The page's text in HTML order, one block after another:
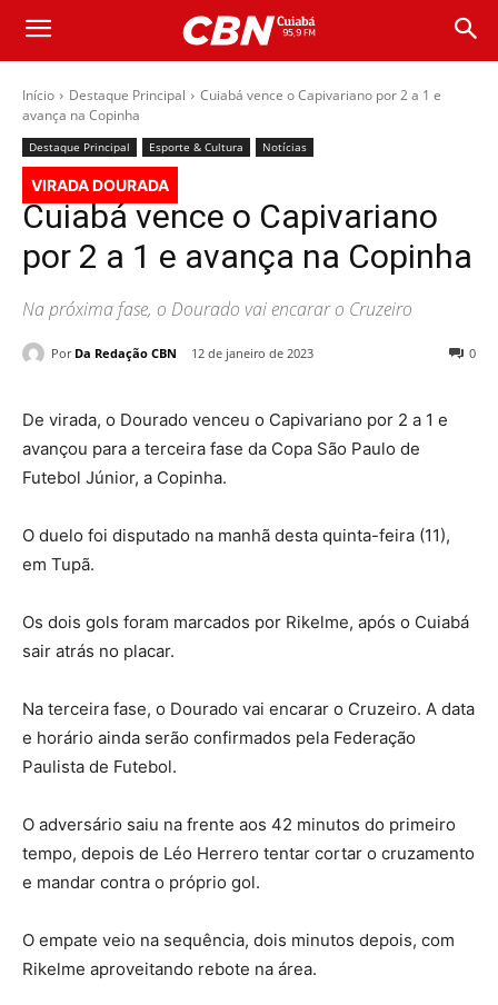
Início Destaque Principal
Cuiabá vence o Capivariano por 2 a 1 e
avança na Copinha
Destaque Principal Esporte & Cultura Notícias
VIRADA DOURADA
Cuiabá vence o Capivariano
por 2 a 1 e avança na Copinha
Na próxima fase, o Dourado vai encarar o Cruzeiro
Por Da Redação CBN 12 de janeiro de 2023 0
De virada, o Dourado venceu o Capivariano por 2 a 1 e
avançou para a terceira fase da Copa São Paulo de
Futebol Júnior, a Copinha.
O duelo foi disputado na manhã desta quinta-feira (11),
em Tupã.
Os dois gols foram marcados por Rikelme, após o Cuiabá
sair atrás no placar.
Na terceira fase, o Dourado vai encarar o Cruzeiro. A data
e horário ainda serão confirmados pela Federação
Paulista de Futebol.
O adversário saiu na frente aos 42 minutos do primeiro
tempo, depois de Léo Herrero tentar cortar o cruzamento
e mandar contra o próprio gol.
O empate veio na sequência, dois minutos depois, com
Rikelme aproveitando rebote na área.